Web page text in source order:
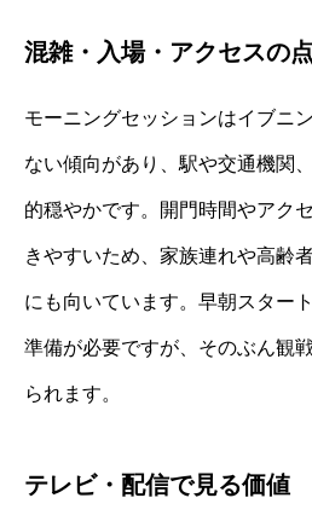
混雑・入場・アクセスの
モーニングセッションはイブニ
ない傾向があり、駅や交通機関
的穏やかです。開門時間やアク
きやすいため、家族連れや高齢
にも向いています。早朝スター
準備が必要ですが、そのぶん観
られます。
テレビ・配信で見る価値